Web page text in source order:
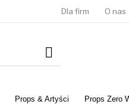
Dla firm O nas
Props & Artyści Props Zero